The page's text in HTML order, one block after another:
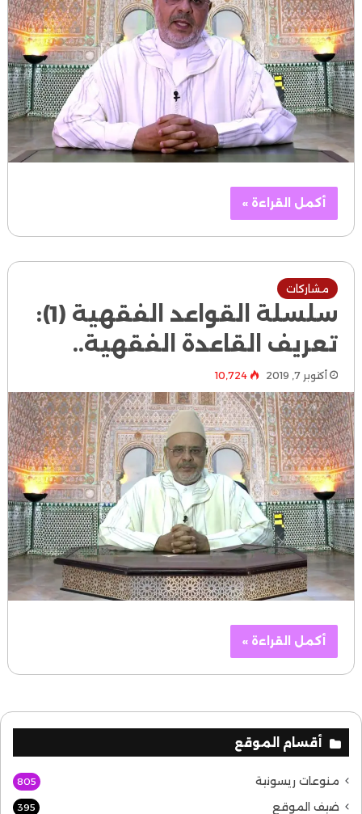
أكمل القراءة »
مشاركات
سلسلة القواعد الفقهية (1):
تعريف القاعدة الفقهية..
أكتوبر 7, 2019 10٬724
أكمل القراءة »
أقسام الموقع
منوعات ريسونية 805
ضيف الموقع 395